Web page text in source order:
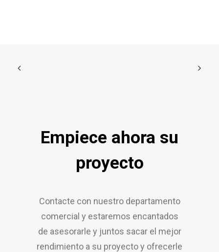
Empiece ahora su
proyecto
Contacte con nuestro departamento
comercial y estaremos encantados
de asesorarle y juntos sacar el mejor
rendimiento a su proyecto y ofrecerle